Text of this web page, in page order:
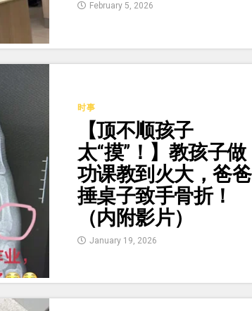
February 5, 2026
时事
【顶不顺孩子
太“摸”！】教孩子做
功课教到火大，爸爸
捶桌子致手骨折！
（内附影片）
January 19, 2026